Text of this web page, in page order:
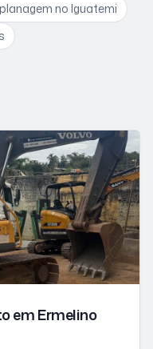
no Iguatemi
em Ermelino